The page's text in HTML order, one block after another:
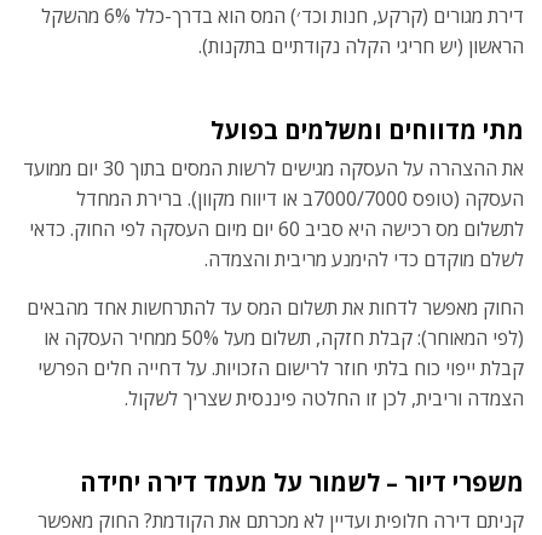
דירת מגורים (קרקע, חנות וכד׳) המס הוא בדרך-כלל 6% מהשקל
הראשון (יש חריגי הקלה נקודתיים בתקנות).
מתי מדווחים ומשלמים בפועל
את ההצהרה על העסקה מגישים לרשות המסים
בתוך 30 יום ממועד
העסקה (טופס 7000/7000ב או דיווח מקוון). ברירת המחדל
לתשלום מס רכישה היא סביב 60 יום מיום העסקה לפי החוק. כדאי
לשלם מוקדם כדי להימנע מריבית והצמדה.
החוק מאפשר לדחות את תשלום המס עד להתרחשות אחד מהבאים
(לפי המאוחר): קבלת חזקה, תשלום מעל 50% ממחיר העסקה או
קבלת ייפוי כוח בלתי חוזר לרישום הזכויות. על דחייה חלים הפרשי
הצמדה וריבית, לכן זו החלטה פיננסית שצריך לשקול.
משפרי דיור – לשמור על מעמד דירה יחידה
קניתם דירה חלופית ועדיין לא מכרתם את הקודמת? החוק מאפשר